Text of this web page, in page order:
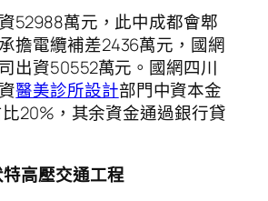
52988萬元，此中成都會郫
擔電纜補差2436萬元，國網
出資50552萬元。國網四川
醫美診所設計部門中資本金
比20%，其余資金通過銀行貸
高壓交通工程